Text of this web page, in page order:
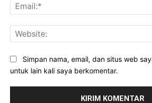
Simpan nama, email, dan situs web
untuk lain kali saya berkomentar.